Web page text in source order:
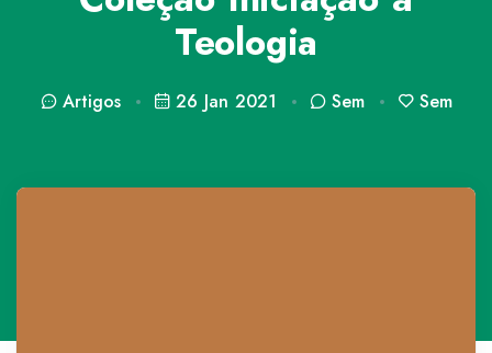
Teologia
Artigos 26 Jan 2021 Sem Sem